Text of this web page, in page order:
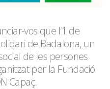
vos que l’1 de
de Badalona, un
de les persones
per la Fundació
Capaç.